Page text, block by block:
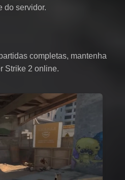
do servidor.
completas, mantenha
Strike 2 online.